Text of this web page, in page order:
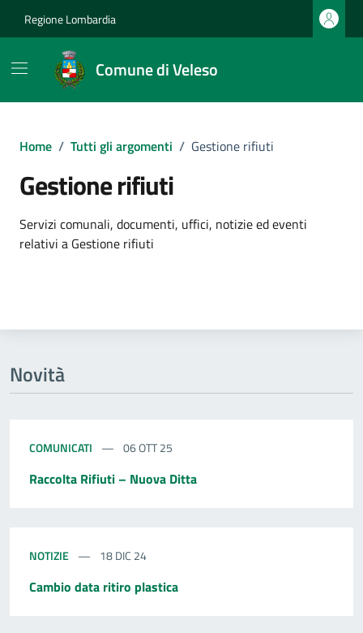
Regione Lombardia
Comune di Veleso
Home / Tutti gli argomenti / Gestione rifiuti
Gestione rifiuti
Dettagli dell'argomento
Servizi comunali, documenti, uffici, notizie ed eventi
relativi a Gestione rifiuti
Novità
COMUNICATI 06 OTT 25
Raccolta Rifiuti – Nuova Ditta
NOTIZIE 18 DIC 24
Cambio data ritiro plastica